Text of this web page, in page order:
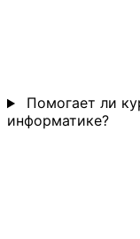
Помогает ли
информатике?